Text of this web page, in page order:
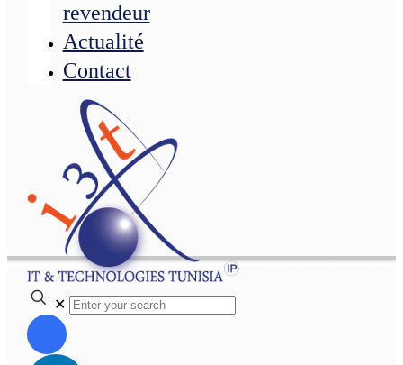
revendeur
Actualité
Contact
✕